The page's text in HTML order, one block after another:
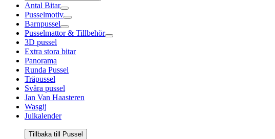
Antal Bitar
Pusselmotiv
Barnpussel
Pusselmattor & Tillbehör
3D pussel
Extra stora bitar
Panorama
Runda Pussel
Träpussel
Svåra pussel
Jan Van Haasteren
Wasgij
Julkalender
Tillbaka till Pussel